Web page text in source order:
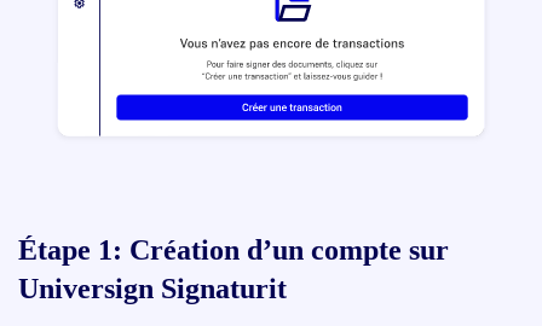
Étape 1: Création d’un compte sur
Universign Signaturit